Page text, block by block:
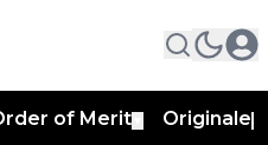
of Merit Originale